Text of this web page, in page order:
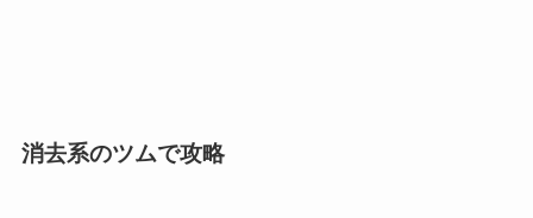
消去系のツムで攻略